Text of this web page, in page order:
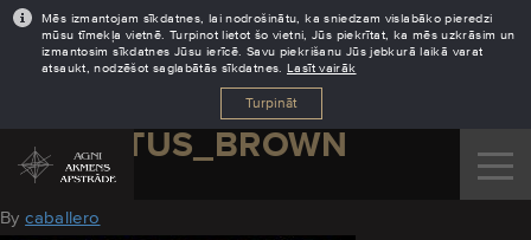
Mēs izmantojam sīkdatnes, lai nodrošinātu, ka sniedzam vislabāko pieredzi
mūsu tīmekļa vietnē. Turpinot lietot šo vietni, Jūs piekrītat, ka mēs uzkrāsim un
izmantosim sīkdatnes Jūsu ierīcē. Savu piekrišanu Jūs jebkurā laikā varat
atsaukt, nodzēšot saglabātās sīkdatnes. Lasīt vairāk
Turpināt
DELICATUS_BROWN
August 11, 2016
Bycaballero